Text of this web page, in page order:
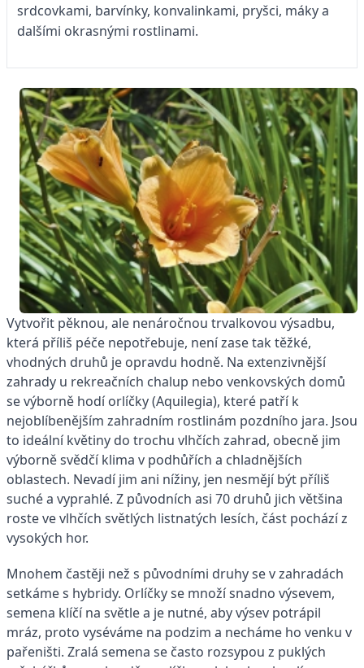
srdcovkami, barvínky, konvalinkami, pryšci, máky a
dalšími okrasnými rostlinami.
Vytvořit pěknou, ale nenáročnou trvalkovou výsadbu,
která příliš péče nepotřebuje, není zase tak těžké,
vhodných druhů je opravdu hodně. Na extenzivnější
zahrady u rekreačních chalup nebo venkovských domů
se výborně hodí orlíčky (Aquilegia), které patří k
nejoblíbenějším zahradním rostlinám pozdního jara. Jsou
to ideální květiny do trochu vlhčích zahrad, obecně jim
výborně svědčí klima v podhůřích a chladnějších
oblastech. Nevadí jim ani nížiny, jen nesmějí být příliš
suché a vyprahlé. Z původních asi 70 druhů jich většina
roste ve vlhčích světlých listnatých lesích, část pochází z
vysokých hor.
Mnohem častěji než s původními druhy se v zahradách
setkáme s hybridy. Orlíčky se množí snadno výsevem,
semena klíčí na světle a je nutné, aby výsev potrápil
mráz, proto vyséváme na podzim a necháme ho venku v
pařeništi. Zralá semena se často rozsypou z puklých